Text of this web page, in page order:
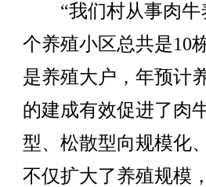
“我们村从事肉牛
个养殖小区总共是10
是养殖大户，年预计
的建成有效促进了肉
型、松散型向规模化
不仅扩大了养殖规模